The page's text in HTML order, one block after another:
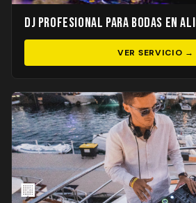
DJ Profesional para Bodas en
VER SERVICIO →
🏢